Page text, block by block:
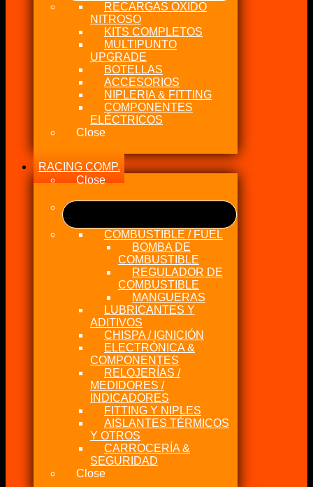
RECARGAS OXIDO
NITROSO
KITS COMPLETOS
MULTIPUNTO
UPGRADE
BOTELLAS
ACCESORIOS
NIPLERIA & FITTING
COMPONENTES
ELÉCTRICOS
Close
RACING COMP.
Close
COMBUSTIBLE / FUEL
BOMBA DE
COMBUSTIBLE
REGULADOR DE
COMBUSTIBLE
MANGUERAS
LUBRICANTES Y
ADITIVOS
CHISPA / IGNICIÓN
ELECTRÓNICA &
COMPONENTES
RELOJERÍAS /
MEDIDORES /
INDICADORES
FITTING Y NIPLES
AISLANTES TÉRMICOS
Y OTROS
CARROCERÍA &
SEGURIDAD
Close